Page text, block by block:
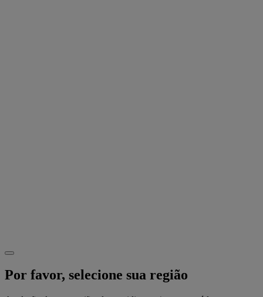
Por favor, selecione sua região